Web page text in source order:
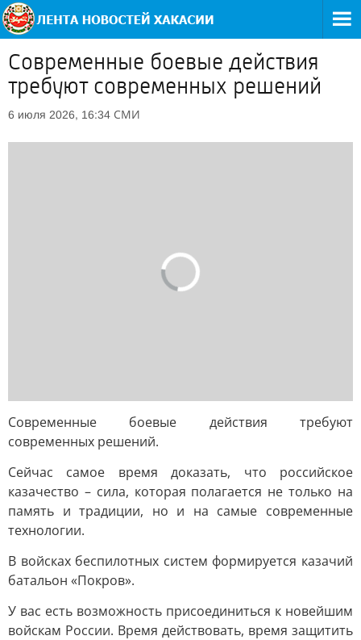
Современные боевые действия
требуют современных решений
6 июля 2026, 16:34 СМИ
Современные боевые действия требуют
современных решений.
Сейчас самое время доказать, что российское
казачество – сила, которая полагается не только на
память и традиции, но и на самые современные
технологии.
В войсках беспилотных систем формируется казачий
батальон «Покров».
У вас есть возможность присоединиться к новейшим
войскам России. Время действовать, время защитить